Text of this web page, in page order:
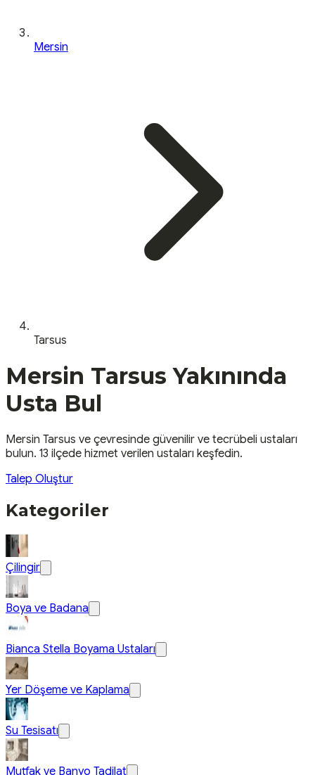
Mersin
Tarsus
Mersin Tarsus Yakınında
Usta Bul
Mersin Tarsus ve çevresinde güvenilir ve tecrübeli ustaları
bulun. 13 ilçede hizmet verilen ustaları keşfedin.
Talep Oluştur
Kategoriler
Çilingir
Boya ve Badana
Bianca Stella Boyama Ustaları
Yer Döşeme ve Kaplama
Su Tesisatı
Mutfak ve Banyo Tadilat